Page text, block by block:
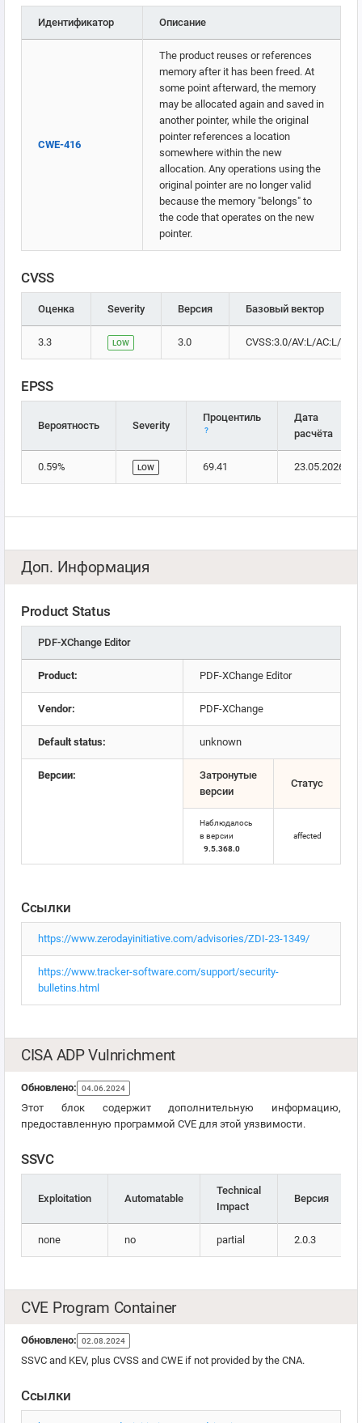
Идентификатор Описание
CWE-416
The product reuses or references
memory after it has been freed. At
some point afterward, the memory
may be allocated again and saved in
another pointer, while the original
pointer references a location
somewhere within the new
allocation. Any operations using the
original pointer are no longer valid
because the memory "belongs" to
the code that operates on the new
pointer.
CVSS
Оценка Severity Версия Базовый вектор
3.3 LOW 3.0 CVSS:3.0/AV:L/AC:L/
EPSS
Вероятность Severity
Процентиль
?
Дата
расчёта
0.59% LOW 69.41 23.05.2026
Доп. Информация
Product Status
PDF-XChange Editor
Product: PDF-XChange Editor
Vendor: PDF-XChange
Default status: unknown
Версии:
Затронутые
версии
Статус
Наблюдалось
в версии
9.5.368.0
affected
Ссылки
https://www.zerodayinitiative.com/advisories/ZDI-23-1349/
https://www.tracker-software.com/support/security-
bulletins.html
CISA ADP Vulnrichment
Обновлено: 04.06.2024
Этот блок содержит дополнительную информацию,
предоставленную программой CVE для этой уязвимости.
SSVC
Exploitation Automatable
Technical
Impact
Версия
none no partial 2.0.3
CVE Program Container
Обновлено: 02.08.2024
SSVC and KEV, plus CVSS and CWE if not provided by the CNA.
Ссылки